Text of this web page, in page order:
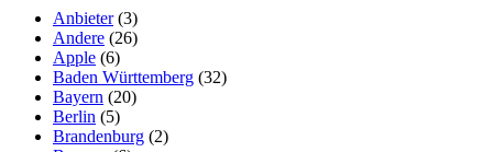
Anbieter(3)
Andere (26)
Apple (6)
Baden Württemberg (32)
Bayern (20)
Berlin (5)
Brandenburg (2)